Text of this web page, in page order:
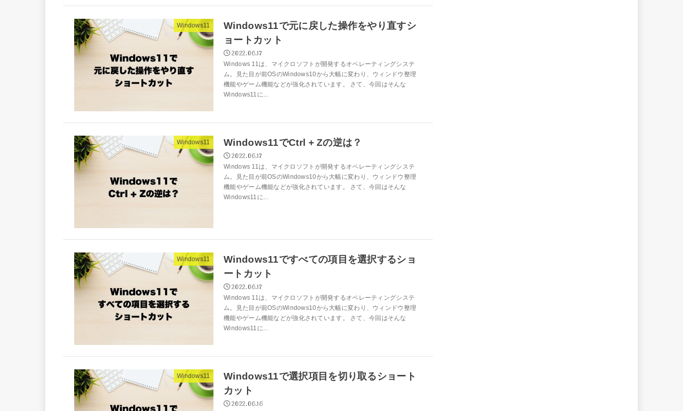
Windows11
Windows11で元に戻した操作をやり直すシ
ョートカット
2022.06.17
Windows 11は、マイクロソフトが開発するオペレーティングシステ
ム。見た目が前OSのWindows10から大幅に変わり、ウィンドウ整理
機能やゲーム機能などが強化されています。 さて、今回はそんな
Windows11に...
Windows11 Windows11でCtrl + Zの逆は？
2022.06.17
Windows 11は、マイクロソフトが開発するオペレーティングシステ
ム。見た目が前OSのWindows10から大幅に変わり、ウィンドウ整理
機能やゲーム機能などが強化されています。 さて、今回はそんな
Windows11に...
Windows11
Windows11ですべての項目を選択するショ
ートカット
2022.06.17
Windows 11は、マイクロソフトが開発するオペレーティングシステ
ム。見た目が前OSのWindows10から大幅に変わり、ウィンドウ整理
機能やゲーム機能などが強化されています。 さて、今回はそんな
Windows11に...
Windows11
Windows11で選択項目を切り取るショート
カット
2022.06.16